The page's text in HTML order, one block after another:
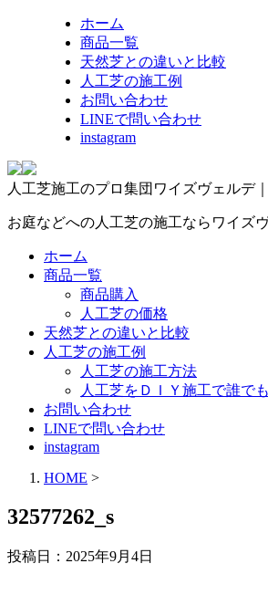
ホーム
商品一覧
天然芝との違いと比較
人工芝の施工例
お問い合わせ
LINEで問い合わせ
instagram
人工芝施工のプロ集団ワイズヴェルデ
お庭などへの人工芝の施工ならワイズ
ホーム
商品一覧
商品購入
人工芝の価格
天然芝との違いと比較
人工芝の施工例
人工芝の施工方法
人工芝をＤＩＹ施工で誰で
お問い合わせ
LINEで問い合わせ
instagram
HOME >
32577262_s
投稿日： 2025年9月4日